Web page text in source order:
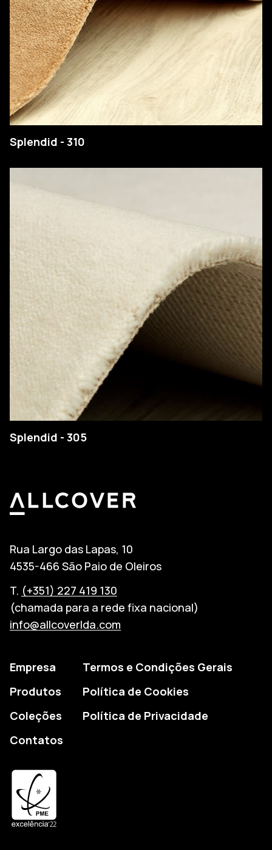
Splendid - 310
Splendid - 305
Rua Largo das Lapas, 10
4535-466 São Paio de Oleiros
T. (+351) 227 419 130
(chamada para a rede fixa nacional)
info@allcoverlda.com
Empresa
Produtos
Coleções
Contatos
Termos e Condições Gerais
Política de Cookies
Política de Privacidade